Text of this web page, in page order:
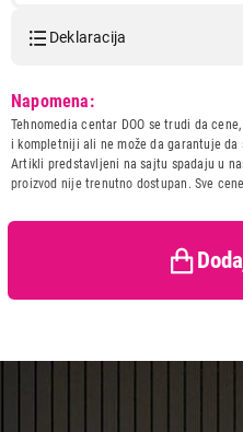
Deklaracija
Naziv i vrsta robe:
Uvoznik:
220-
Zemlja porekla:
Napomena:
Tehnomedia centar DOO se trudi da
i kompletniji ali ne može da garantuje da
Artikli predstavljeni na sajtu spadaju u
proizvod nije trenutno dostupan. Sve
Nastavi
Završi